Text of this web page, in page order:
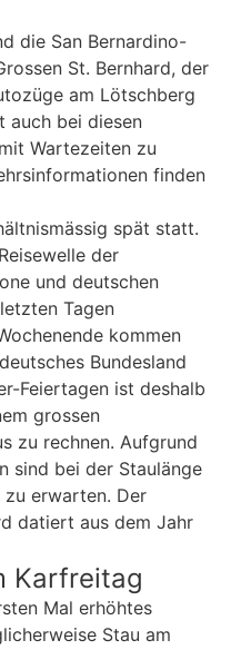
die San Bernardino-
St. Bernhard, der
am Lötschberg
auch bei diesen
Wartezeiten zu
finden
spät statt.
der
und deutschen
Tagen
kommen
Bundesland
Feiertagen ist deshalb
grossen
zu rechnen. Aufgrund
sind bei der Staulänge
erwarten. Der
datiert aus dem Jahr
Karfreitag
Mal erhöhtes
Stau am